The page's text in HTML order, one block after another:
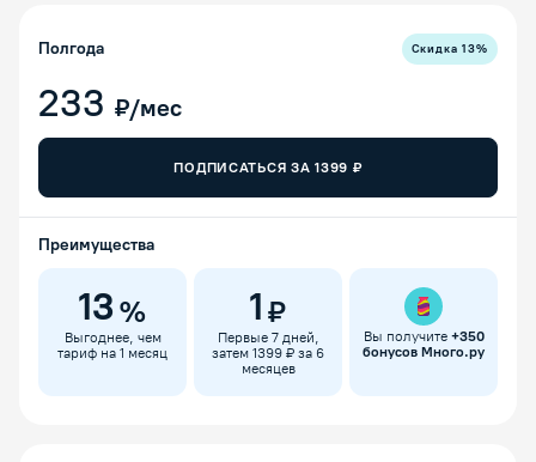
Полгода Скидка13%
233 ₽/мес
ПОДПИСАТЬСЯ ЗА1399 ₽
Преимущества
13 %
Выгоднее, чем
тариф на 1 месяц
1 ₽
Первые 7 дней,
затем 1399 ₽ за 6
месяцев
Вы получите +350
бонусов Много.ру